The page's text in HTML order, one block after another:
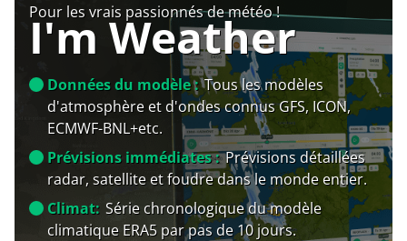
Pour les vrais passionnés de météo !
I'm Weather
Données du modèle : Tous les modèles
d'atmosphère et d'ondes connus GFS, ICON,
ECMWF-BNL+etc.
Prévisions immédiates : Prévisions détaillées
radar, satellite et foudre dans le monde entier.
Climat: Série chronologique du modèle
climatique ERA5 par pas de 10 jours.